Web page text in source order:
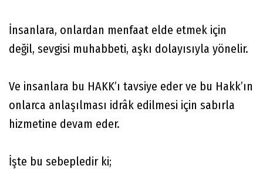
İnsanlara, onlardan menfaat elde etmek için
değil, sevgisi muhabbeti, aşkı dolayısıyla yönelir.
Ve insanlara bu HAKK’ı tavsiye eder ve bu Hakk’ın
onlarca anlaşılması idrâk edilmesi için sabırla
hizmetine devam eder.
İşte bu sebepledir ki;